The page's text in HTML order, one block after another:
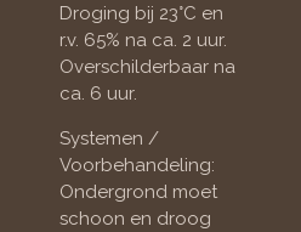
Droging bij 23°C en
r.v. 65% na ca. 2 uur.
Overschilderbaar na
ca. 6 uur.
Systemen /
Voorbehandeling:
Ondergrond moet
schoon en droog